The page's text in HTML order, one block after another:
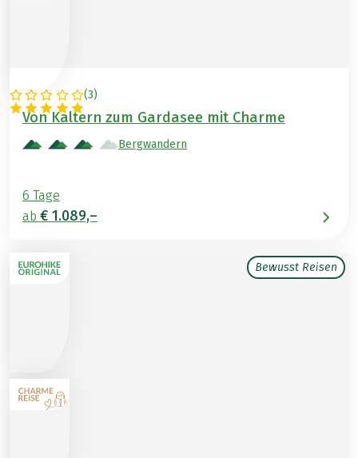
(3)
ITALIEN
Von Kaltern zum Gardasee mit Charme
Bergwandern
6 Tage
ab € 1.089,–
Bewusst Reisen